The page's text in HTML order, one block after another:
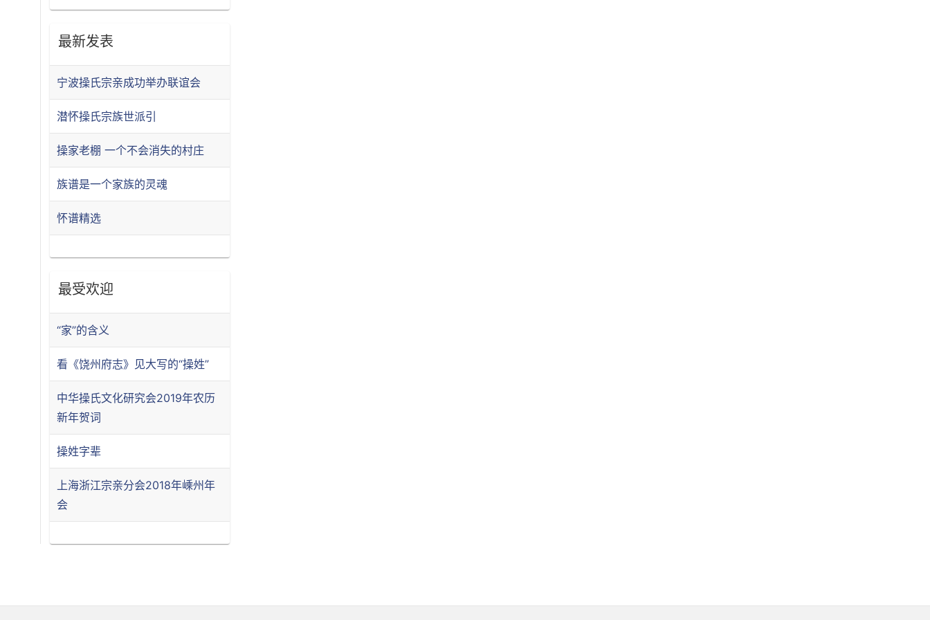
最新发表
宁波操氏宗亲成功举办联谊会
潜怀操氏宗族世派引
操家老棚 一个不会消失的村庄
族谱是一个家族的灵魂
怀谱精选
最受欢迎
“家”的含义
看《饶州府志》见大写的“操姓”
中华操氏文化研究会2019年农历
新年贺词
操姓字辈
上海浙江宗亲分会2018年嵊州年
会